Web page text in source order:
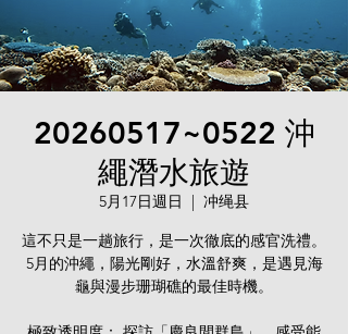
20260517~0522 沖
繩潛水旅遊
5月17日週日
  |
冲绳县
這不只是一趟旅行，是一次徹底的感官洗禮。
5月的沖繩，陽光剛好，水溫舒爽，是遇見海
龜與漫步珊瑚礁的最佳時機。